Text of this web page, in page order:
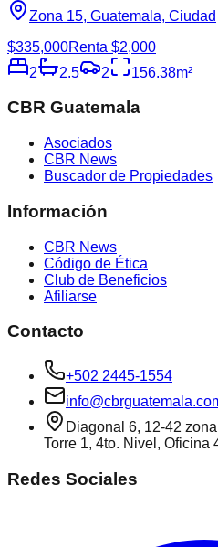
Zona 15, Guatemala, Ciudad
$335,000Renta $2,000
2
2.5 2 156.38m²
CBR Guatemala
Asociados
CBR News
Buscador de Propiedades
Información
CBR News
Código de Ética
Club de Beneficios
Afiliarse
Contacto
+502 2445-1554
Diagonal 6, 12-42
Torre 1, 4to. Nivel, Oficina
Redes Sociales